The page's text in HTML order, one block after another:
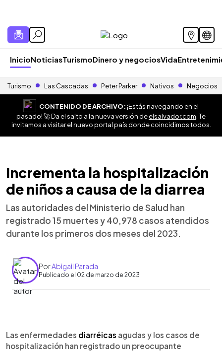
InicioNoticiasTurismoDinero y negociosVida
Turismo Las Cascadas Peter Parker Nativos Negocios
CONTENIDO DE ARCHIVO:¡Estás navegando en el
pasado! 🚀 Da el salto a la nueva versión deelsalvador.com . Te
invitamos a visitar el nuevo portal país donde coincidimos todos.
Incrementa la hospitalización
de niños a causa de la diarrea
Las autoridades del Ministerio de Salud han
registrado 15 muertes y 40,978 casos atendidos
durante los primeros dos meses del 2023.
PorAbigail Parada
Publicado el 02 de marzo de 2023
► Escuchar artículo
Las enfermedades diarréicas agudas y los casos de
hospitalización han registrado un preocupante